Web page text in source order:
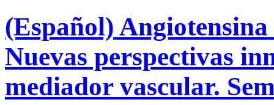
(Español)
Nuevas perspectivas
mediador vascular.